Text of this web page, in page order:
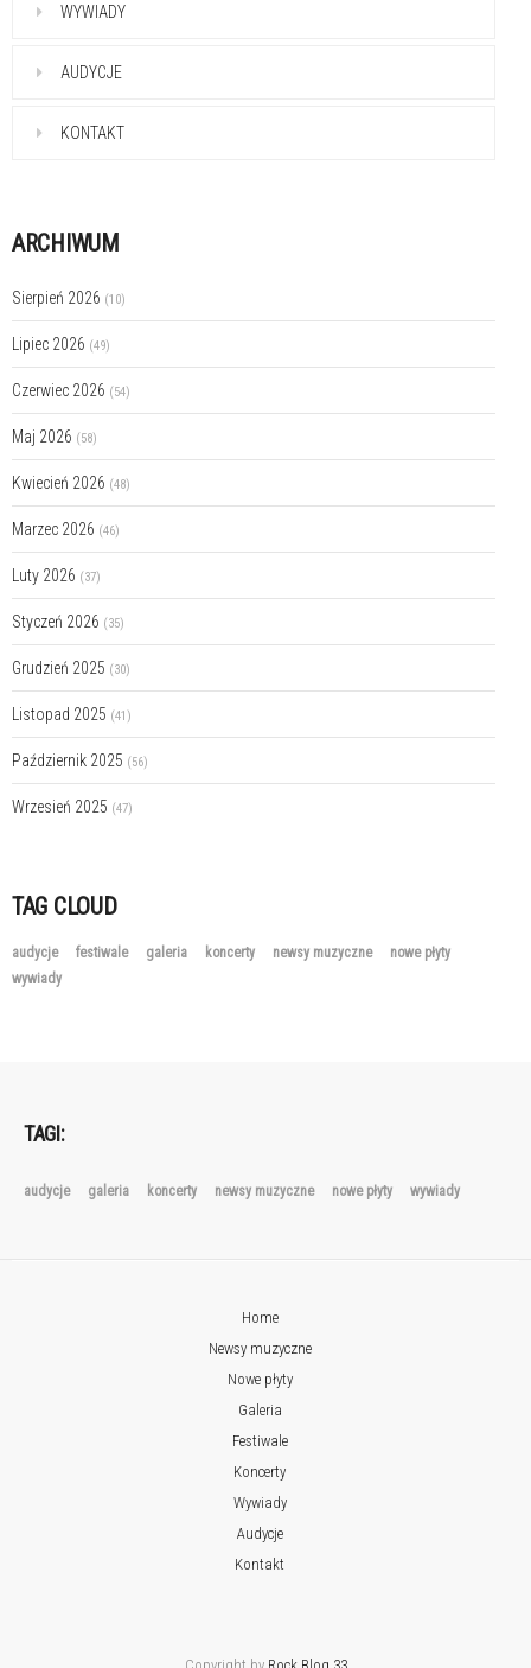
WYWIADY
AUDYCJE
KONTAKT
ARCHIWUM
Sierpień 2026 (10)
Lipiec 2026 (49)
Czerwiec 2026 (54)
Maj 2026 (58)
Kwiecień 2026 (48)
Marzec 2026 (46)
Luty 2026 (37)
Styczeń 2026 (35)
Grudzień 2025 (30)
Listopad 2025 (41)
Październik 2025 (56)
Wrzesień 2025 (47)
TAG CLOUD
audycje festiwale galeria koncerty newsy muzyczne
nowe płyty
wywiady
TAGI:
audycje galeria koncerty newsy muzyczne nowe płyty wywiady
Home
Newsy muzyczne
Nowe płyty
Galeria
Festiwale
Koncerty
Wywiady
Audycje
Kontakt